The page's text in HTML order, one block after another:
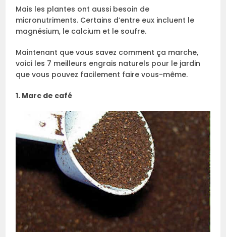
Mais les plantes ont aussi besoin de
micronutriments. Certains d’entre eux incluent le
magnésium, le calcium et le soufre.
Maintenant que vous savez comment ça marche,
voici les 7 meilleurs engrais naturels pour le jardin
que vous pouvez facilement faire vous-même.
1. Marc de café